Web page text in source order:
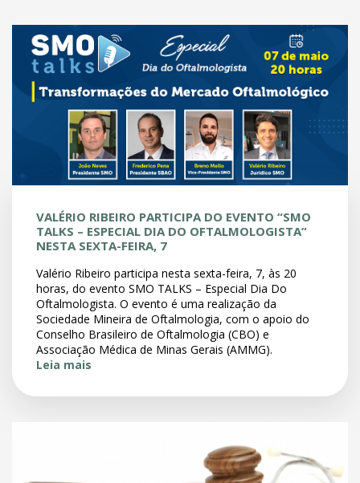
VALÉRIO RIBEIRO PARTICIPA DO EVENTO “SMO
TALKS – ESPECIAL DIA DO OFTALMOLOGISTA”
NESTA SEXTA-FEIRA, 7
Valério Ribeiro participa nesta sexta-feira, 7, às 20
horas, do evento SMO TALKS – Especial Dia Do
Oftalmologista. O evento é uma realização da
Sociedade Mineira de Oftalmologia, com o apoio do
Conselho Brasileiro de Oftalmologia (CBO) e
Associação Médica de Minas Gerais (AMMG).
Leia mais